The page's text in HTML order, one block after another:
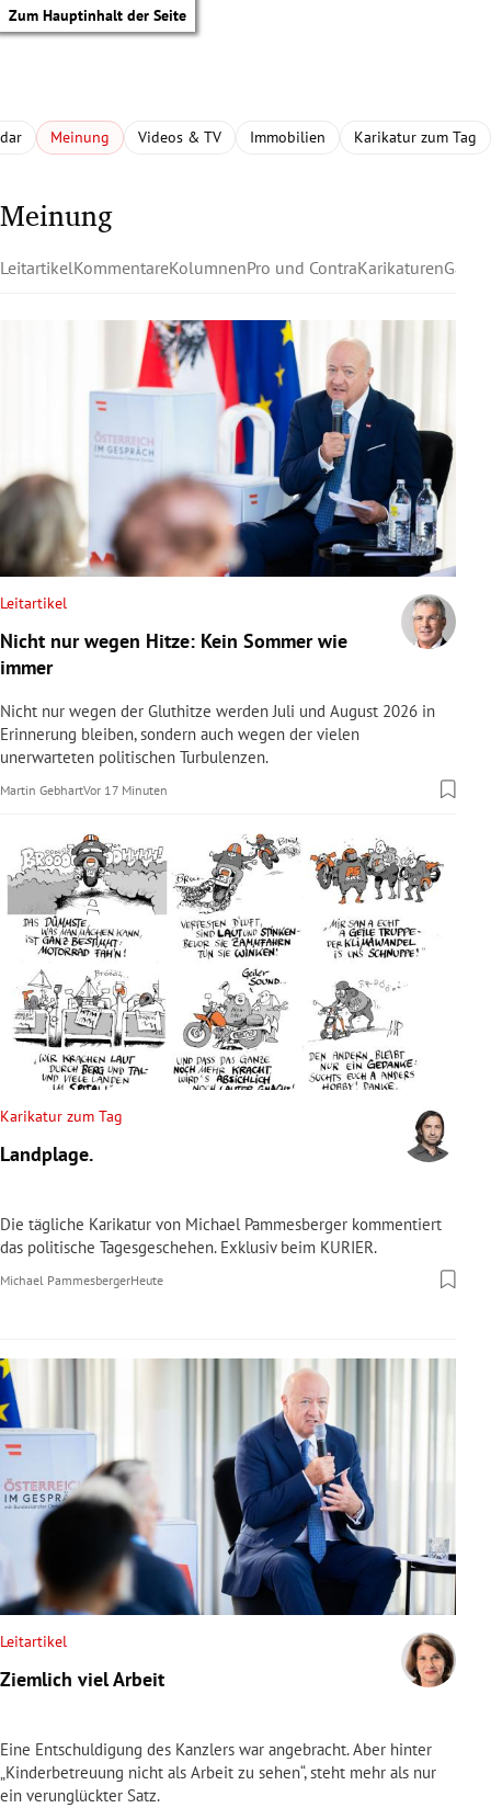
Zum Hauptinhalt der Seite
Untermenü
Untermenü
Untermenü
Untermenü
Untermenü
Untermenü
Untermenü
Untermenü
Meinung Videos & TV Immobilien Karikatur zum Tag
Meinung
LeitartikelKommentareKolumnenPro und ContraKarikaturen
Leitartikel
Nicht nur wegen Hitze: Kein Sommer wie
immer
Nicht nur wegen der Gluthitze werden Juli und August 2026 in
Erinnerung bleiben, sondern auch wegen der vielen
unerwarteten politischen Turbulenzen.
Martin GebhartVor 17 Minuten
Karikatur zum Tag
Landplage.
Die tägliche Karikatur von Michael Pammesberger kommentiert
das politische Tagesgeschehen. Exklusiv beim KURIER.
Michael PammesbergerHeute
Leitartikel
Ziemlich viel Arbeit
Eine Entschuldigung des Kanzlers war angebracht. Aber hinter
„Kinderbetreuung nicht als Arbeit zu sehen“, steht mehr als nur
ein verunglückter Satz.